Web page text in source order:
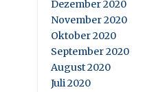
Dezember 2020
November 2020
Oktober 2020
September 2020
August 2020
Juli 2020